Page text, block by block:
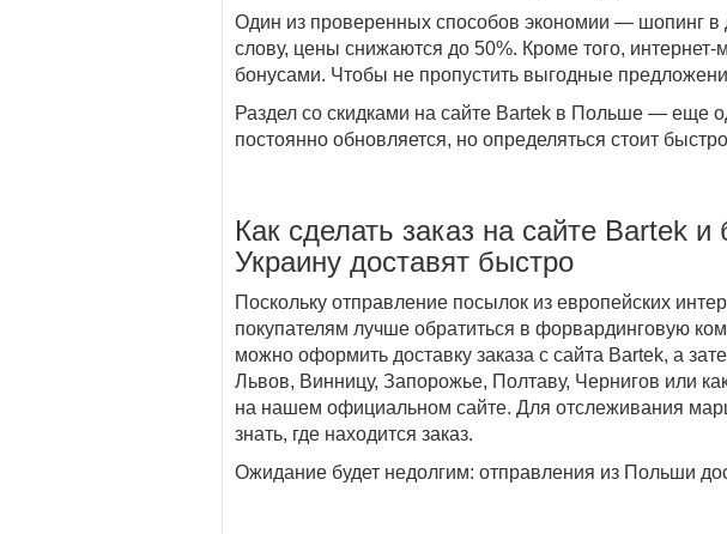
Один из проверенных способов экономии — шопинг в
слову, цены снижаются до 50%. Кроме того,
бонусами. Чтобы не пропустить выгодные
Раздел со скидками на сайте Bartek в Польше — еще
постоянно обновляется, но определяться стоит
Как сделать заказ насайте Bartek и
Украину доставят быстро
Поскольку отправление посылок из европейских
покупателям лучше обратиться в форвардинговую
можно оформить доставку заказа с сайта Bartek, а
Львов, Винницу, Запорожье, Полтаву, Чернигов или
на нашем официальном сайте. Для отслеживания
знать, где находится заказ.
Ожидание будет недолгим: отправления из Польши